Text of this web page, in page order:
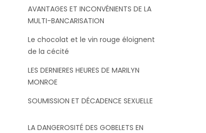
AVANTAGES ET INCONVÉNIENTS DE LA
MULTI-BANCARISATION
Le chocolat et le vin rouge éloignent
de la cécité
LES DERNIERES HEURES DE MARILYN
MONROE
SOUMISSION ET DÉCADENCE SEXUELLE
LA DANGEROSITÉ DES GOBELETS EN